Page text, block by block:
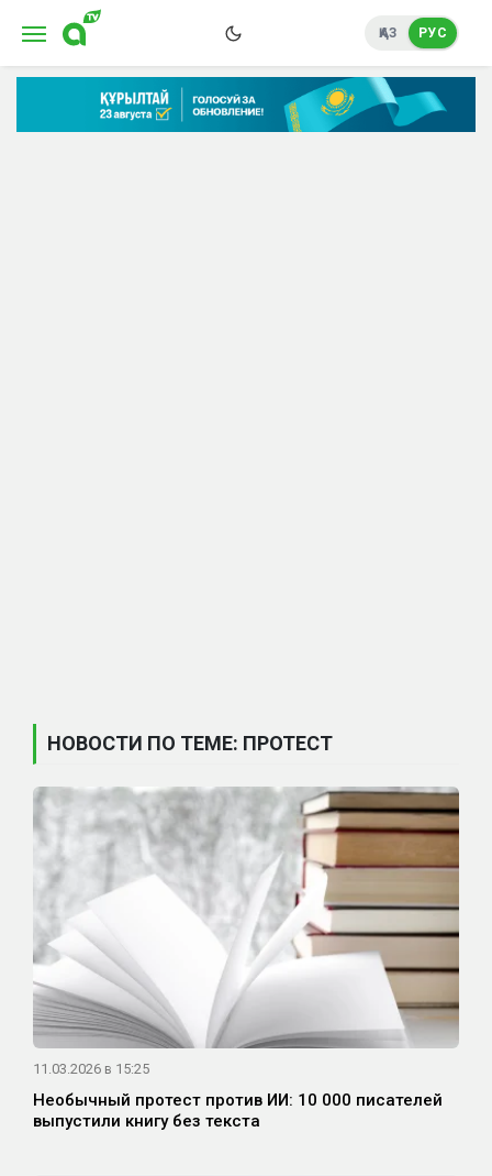
ҚАЗ РУС
НОВОСТИ ПО ТЕМЕ: ПРОТЕСТ
11.03.2026 в 15:25
Необычный протест против ИИ: 10 000 писателей
выпустили книгу без текста